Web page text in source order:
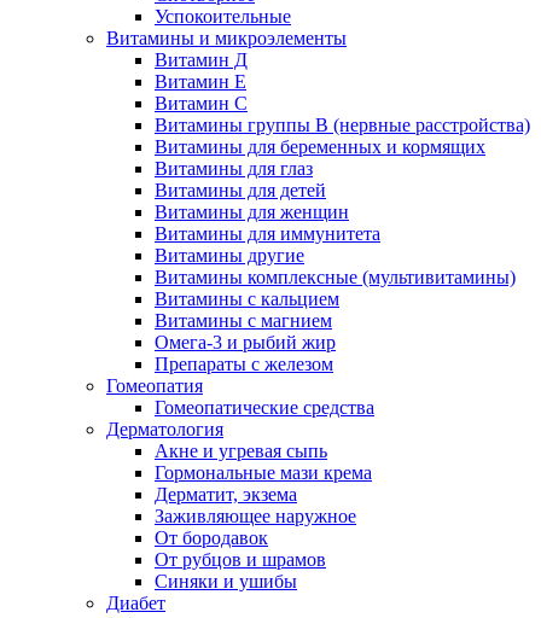
Успокоительные
Витамины и микроэлементы
Витамин Д
Витамин Е
Витамин С
Витамины группы В (нервные расстройства)
Витамины для беременных и кормящих
Витамины для глаз
Витамины для детей
Витамины для женщин
Витамины для иммунитета
Витамины другие
Витамины комплексные (мультивитамины)
Витамины с кальцием
Витамины с магнием
Омега-3 и рыбий жир
Препараты с железом
Гомеопатия
Гомеопатические средства
Дерматология
Акне и угревая сыпь
Гормональные мази крема
Дерматит, экзема
Заживляющее наружное
От бородавок
От рубцов и шрамов
Синяки и ушибы
Диабет